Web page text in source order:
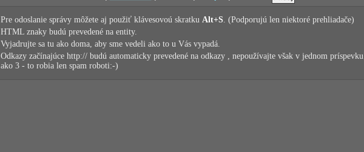
Pre odoslanie správy môžete aj použiť klávesovoú skratku Alt+S . (Podporujú len niektoré prehliadače)
HTML znaky budú prevedené na entity.
Vyjadrujte sa tu ako doma, aby sme vedeli ako to u Vás vypadá.
Odkazy začínajúce http:// budú automaticky prevedené na odkazy , nepoužívajte však v jednom
ako 3 - to robia len spam roboti:-)